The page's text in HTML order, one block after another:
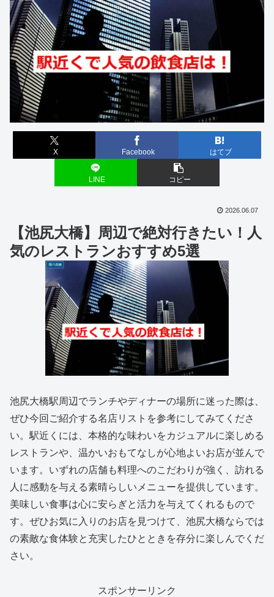
X Facebook はてブ
LINE コピー
2026.06.07
【池尻大橋】周辺で絶対行きたい！人
気のレストランおすすめ5選
池尻大橋駅周辺でランチやディナーの場所に迷った際は、
ぜひ今回ご紹介する名店リストを参考にしてみてくださ
い。駅近くには、本格的な味わいをカジュアルに楽しめる
レストランや、温かいおもてなしが心地よいお店が並んで
います。いずれの店舗も料理へのこだわりが強く、訪れる
人に感動を与える素晴らしいメニューを提供しています。
美味しい食事は心に安らぎと活力を与えてくれるもので
す。ぜひお気に入りのお店を見つけて、池尻大橋ならでは
の素敵な食体験と充実したひとときを存分に楽しんでくだ
さい。
スポンサーリンク